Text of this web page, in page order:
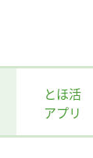
とほ活
アプリ